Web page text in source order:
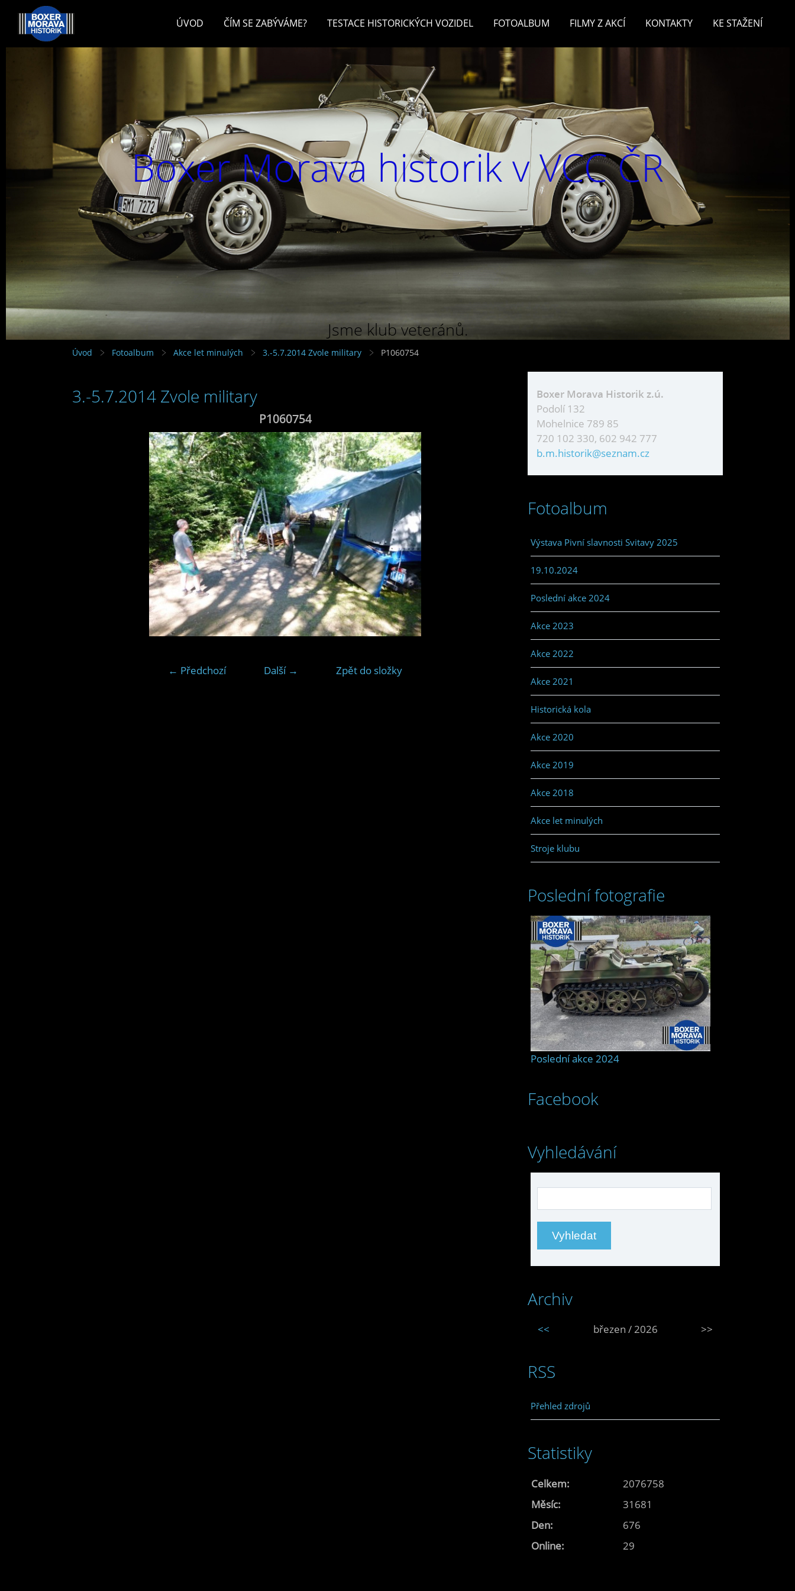
ÚVOD ČÍM SE ZABÝVÁME? TESTACE HISTORICKÝCH VOZIDEL FOTOALBUM FILMY Z AKCÍ KONTAKTY KE STAŽENÍ
Boxer Morava historik v VCC ČR
Jsme klub veteránů.
Úvod Fotoalbum Akce let minulých 3.-5.7.2014 Zvole military P1060754
3.-5.7.2014 Zvole military
P1060754
← Předchozí Další → Zpět do složky
Boxer Morava Historik z.ú.
Podolí 132
Mohelnice 789 85
720 102 330, 602 942 777
b.m.historik@seznam.cz
Fotoalbum
Výstava Pivní slavnosti Svitavy 2025
19.10.2024
Poslední akce 2024
Akce 2023
Akce 2022
Akce 2021
Historická kola
Akce 2020
Akce 2019
Akce 2018
Akce let minulých
Stroje klubu
Poslední fotografie
Poslední akce 2024
Facebook
Vyhledávání
Archiv
<< březen / 2026 >>
RSS
Přehled zdrojů
Statistiky
Online: 29
Celkem:
2076758
Měsíc:
31681
Den:
676